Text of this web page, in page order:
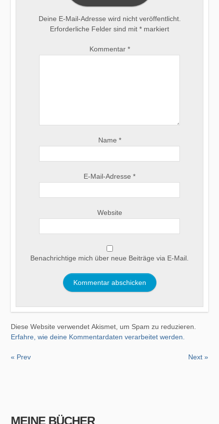
Deine E-Mail-Adresse wird nicht veröffentlicht.
Erforderliche Felder sind mit * markiert
Kommentar *
Name *
E-Mail-Adresse *
Website
Benachrichtige mich über neue Beiträge via E-Mail.
Diese Website verwendet Akismet, um Spam zu reduzieren.
Erfahre, wie deine Kommentardaten verarbeitet werden.
« Prev Next »
MEINE BÜCHER